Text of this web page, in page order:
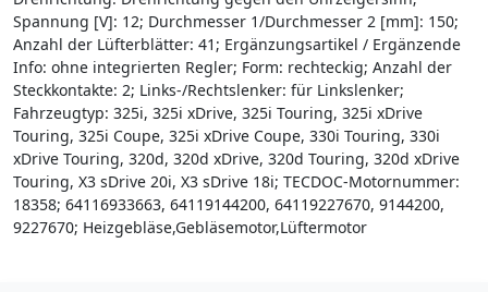
Spannung [V]: 12; Durchmesser 1/Durchmesser 2 [mm]: 150;
Anzahl der Lüfterblätter: 41; Ergänzungsartikel / Ergänzende
Info: ohne integrierten Regler; Form: rechteckig; Anzahl der
Steckkontakte: 2; Links-/Rechtslenker: für Linkslenker;
Fahrzeugtyp: 325i, 325i xDrive, 325i Touring, 325i xDrive
Touring, 325i Coupe, 325i xDrive Coupe, 330i Touring, 330i
xDrive Touring, 320d, 320d xDrive, 320d Touring, 320d xDrive
Touring, X3 sDrive 20i, X3 sDrive 18i; TECDOC-Motornummer:
18358; 64116933663, 64119144200, 64119227670, 9144200,
9227670; Heizgebläse,Gebläsemotor,Lüftermotor